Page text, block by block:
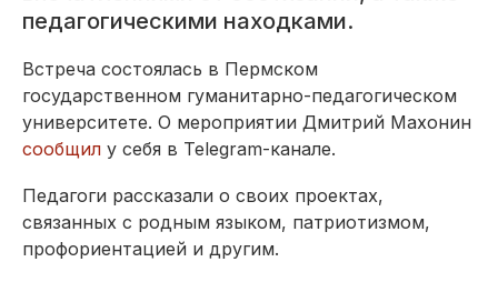
педагогическими находками.
Встреча состоялась в Пермском
государственном гуманитарно-педагогическом
университете. О мероприятии Дмитрий Махонин
сообщил у себя в Telegram-канале.
Педагоги рассказали о своих проектах,
связанных с родным языком, патриотизмом,
профориентацией и другим.